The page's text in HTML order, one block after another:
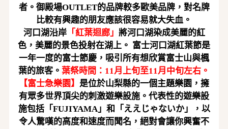
者。 御殿場OUTLET的品牌較多歐美品牌，對名牌
比較有興趣的朋友應該很容易就大失血。
河口湖沿岸「 紅葉迴廊」 將河口湖染成美麗的紅
色，美麗的景色投射在湖上。 富士河口湖紅葉節是
一年一度的富士節慶，吸引所有想欣賞富士山與楓
葉的旅客。 葉祭時間： 11月 上旬至11月 中旬左右 。
【富士急樂園】 是位於山梨縣的一個主題樂園，擁
有眾多世界頂尖的刺激遊樂設施。代表性的遊樂設
施包括「 FUJIYAMA」和「ええじゃないか」， 以
令人驚嘆的高度和速度而聞名，絕對會讓你興奮不